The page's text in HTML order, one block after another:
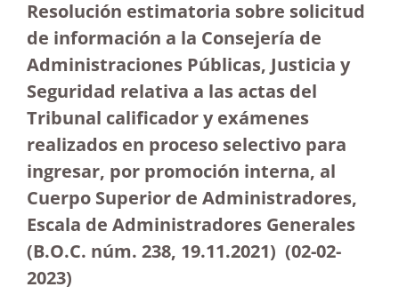
Resolución estimatoria sobre solicitud
de información a la Consejería de
Administraciones Públicas, Justicia y
Seguridad relativa a las actas del
Tribunal calificador y exámenes
realizados en proceso selectivo para
ingresar, por promoción interna, al
Cuerpo Superior de Administradores,
Escala de Administradores Generales
(B.O.C. núm. 238, 19.11.2021) (02-02-
2023)